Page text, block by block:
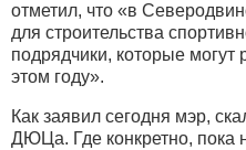
отметил, что «в
для строительства
подрядчики, которые могут
этом году».
Как заявил сегодня мэр,
ДЮЦа. Где конкретно, пока